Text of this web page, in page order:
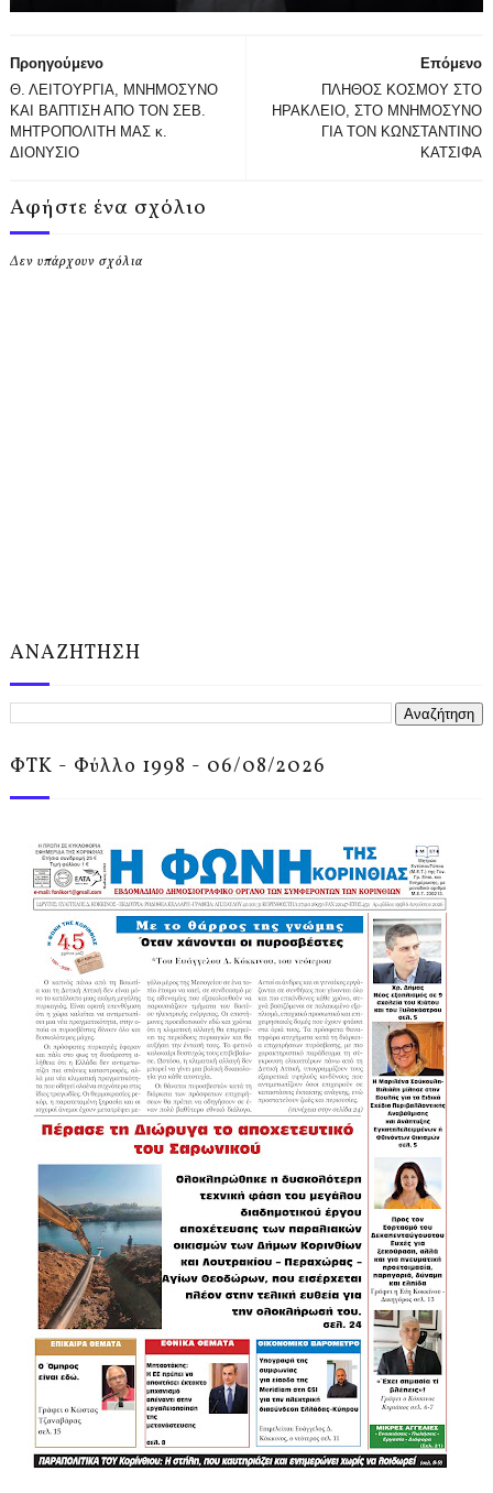
Επόμενο
ΠΛΗΘΟΣ ΚΟΣΜΟΥ ΣΤΟ
ΗΡΑΚΛΕΙΟ, ΣΤΟ ΜΝΗΜΟΣΥΝΟ
ΓΙΑ ΤΟΝ ΚΩΝΣΤΑΝΤΙΝΟ
ΚΑΤΣΙΦΑ
Προηγούμενο
Θ. ΛΕΙΤΟΥΡΓΙΑ, ΜΝΗΜΟΣΥΝΟ
ΚΑΙ ΒΑΠΤΙΣΗ ΑΠΟ ΤΟΝ ΣΕΒ.
ΜΗΤΡΟΠΟΛΙΤΗ ΜΑΣ κ.
ΔΙΟΝΥΣΙΟ
Αφήστε ένα σχόλιο
Δεν υπάρχουν σχόλια
ΑΝΑΖΗΤΗΣΗ
ΦΤΚ - Φύλλο 1998 - 06/08/2026